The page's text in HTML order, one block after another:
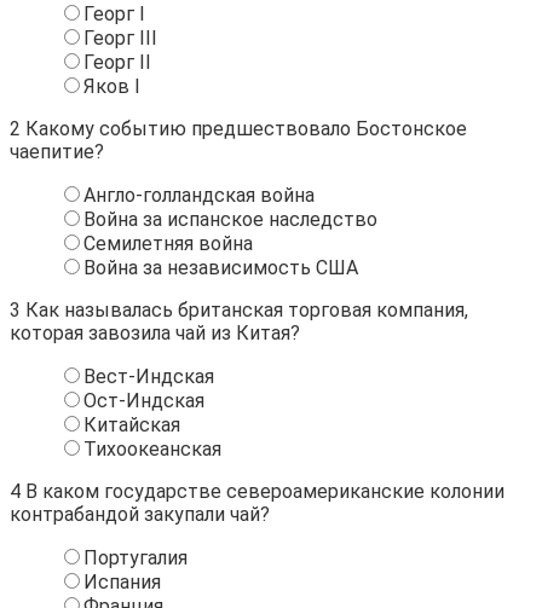
Георг I
Георг III
Георг II
Яков I
2 Какому событию предшествовало Бостонское
чаепитие?
Англо-голландская война
Война за испанское наследство
Семилетняя война
Война за независимость США
3 Как называлась британская торговая компания,
которая завозила чай из Китая?
Вест-Индская
Ост-Индская
Китайская
Тихоокеанская
4 В каком государстве североамериканские колонии
контрабандой закупали чай?
Португалия
Испания